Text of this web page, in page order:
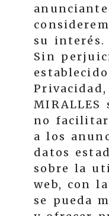
su interés.
Sin
Privacidad,
MIRALLES
no
a los
datos
sobre la
web, con
se pueda